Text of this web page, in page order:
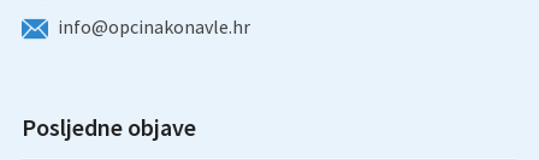
info@opcinakonavle.hr
Posljedne objave